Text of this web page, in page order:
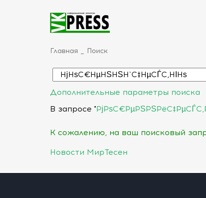
Главная Поиск
Дополнительные параметры поиска
В запросе "
К сожалению, на ваш поисковый
Новости МирТесен